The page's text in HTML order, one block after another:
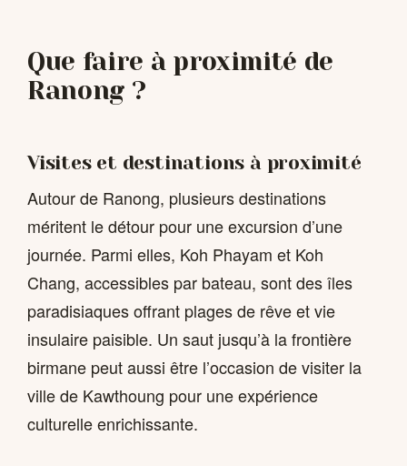
Que faire à proximité de
Ranong ?
Visites et destinations à proximité
Autour de Ranong, plusieurs destinations
méritent le détour pour une excursion d’une
journée. Parmi elles, Koh Phayam et Koh
Chang, accessibles par bateau, sont des îles
paradisiaques offrant plages de rêve et vie
insulaire paisible. Un saut jusqu’à la frontière
birmane peut aussi être l’occasion de visiter la
ville de Kawthoung pour une expérience
culturelle enrichissante.